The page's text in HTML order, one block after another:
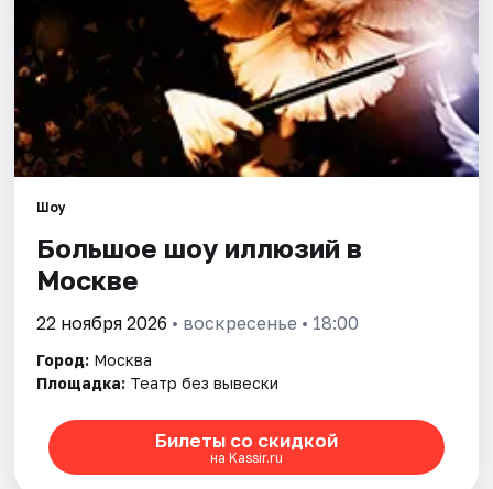
Шоу
Большое шоу иллюзий в
Москве
22 ноября 2026 • воскресенье • 18:00
Город: Москва
Площадка: Театр без вывески
Билеты со скидкой
на Kassir.ru